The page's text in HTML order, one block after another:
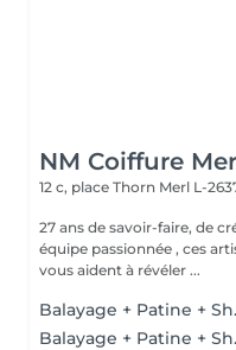
NM Coiffure
12 c, place Thorn Merl L-
27 ans de savoir-faire, de
équipe passionnée , ces artistes du cheveux et de la beauté,
vous aident à révéler ...
Balayage + Patine +
Balayage + Patine +